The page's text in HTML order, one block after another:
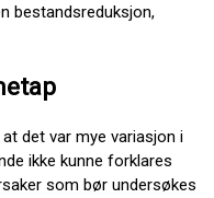
bestandsreduksjon,
det var mye variasjon i
ikke kunne forklares
som bør undersøkes